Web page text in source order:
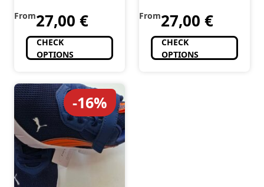
From27,00 €
CHECK
OPTIONS
From27,00 €
CHECK
OPTIONS
-16%